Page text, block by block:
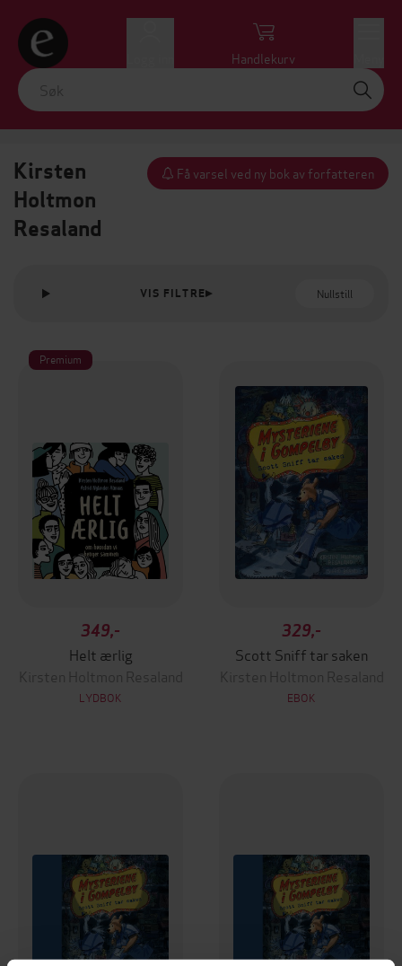
Handlekurv
Kirsten
Holtmon
Resaland
Få varsel ved ny bok av forfatteren
VIS FILTRE Nullstill
Premium
349,-
Helt ærlig
Kirsten Holtmon Resaland
LYDBOK
329,-
Scott Sniff tar saken
Kirsten Holtmon Resaland
EBOK